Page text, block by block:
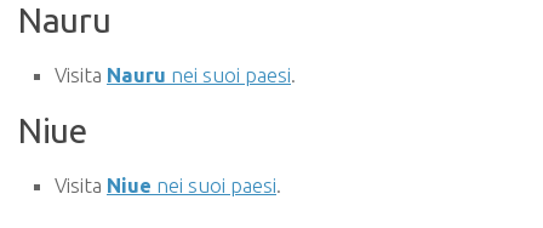
Nauru
Visita Nauru nei suoi paesi.
Niue
Visita Niue nei suoi paesi.